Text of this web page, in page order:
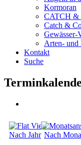
Kormoran
CATCH
Catch &
Gewässer-
Arten- und
Kontakt
Suche
Nach Jahr Nach